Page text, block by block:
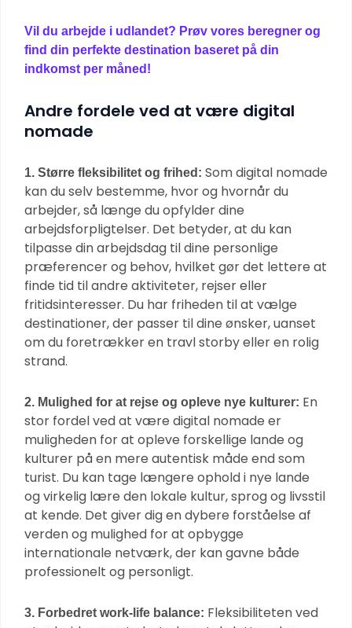
Vil du arbejde i udlandet? Prøv vores beregner og
find din perfekte destination baseret på din
indkomst per måned!
Andre fordele ved at være digital
nomade
1. Større fleksibilitet og frihed: Som digital nomade
kan du selv bestemme, hvor og hvornår du
arbejder, så længe du opfylder dine
arbejdsforpligtelser. Det betyder, at du kan
tilpasse din arbejdsdag til dine personlige
præferencer og behov, hvilket gør det lettere at
finde tid til andre aktiviteter, rejser eller
fritidsinteresser. Du har friheden til at vælge
destinationer, der passer til dine ønsker, uanset
om du foretrækker en travl storby eller en rolig
strand.
2. Mulighed for at rejse og opleve nye kulturer: En
stor fordel ved at være digital nomade er
muligheden for at opleve forskellige lande og
kulturer på en mere autentisk måde end som
turist. Du kan tage længere ophold i nye lande
og virkelig lære den lokale kultur, sprog og livsstil
at kende. Det giver dig en dybere forståelse af
verden og mulighed for at opbygge
internationale netværk, der kan gavne både
professionelt og personligt.
3. Forbedret work-life balance: Fleksibiliteten ved